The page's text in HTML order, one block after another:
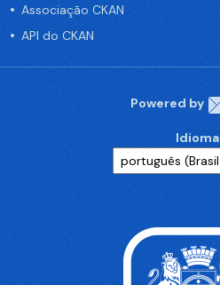
Associação CKAN
API do CKAN
Powered by
Idioma